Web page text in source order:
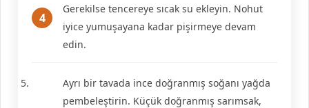
Gerekilse tencereye sıcak su ekleyin. Nohut
iyice yumuşayana kadar pişirmeye devam
edin.
Ayrı bir tavada ince doğranmış soğanı yağda
pembeleştirin. Küçük doğranmış sarımsak,